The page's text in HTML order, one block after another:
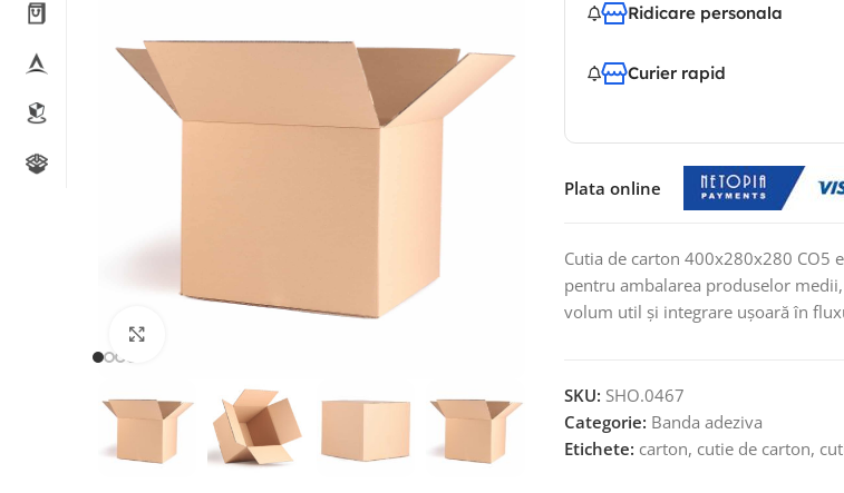
Ridicare personala
Curier rapid
Plata online
Cutia de carton 400x280x280 CO5
pentru ambalarea produselor
volum util și integrare ușoară în
SKU: SHO.0467
Categorie: Banda adeziva
Etichete: carton, cutie de carton,